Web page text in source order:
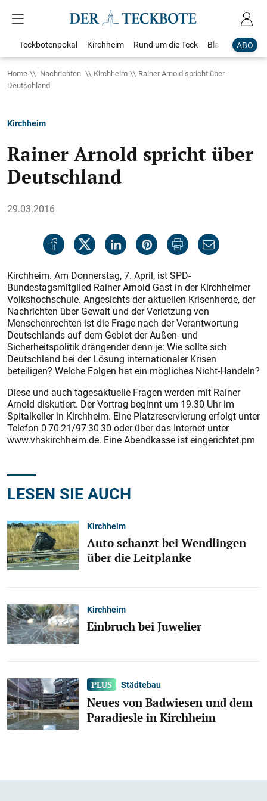
ABO
Teckbotenpokal Kirchheim Rund um die Teck Blaulicht
Home Nachrichten Kirchheim
Rainer Arnold spricht über
Deutschland
Kirchheim
Rainer Arnold spricht über
Deutschland
29.03.2016
Kirchheim. Am Donnerstag, 7. April, ist SPD-
Bundestagsmitglied Rainer Arnold Gast in der Kirchheimer
Volkshochschule. Angesichts der aktuellen Krisenherde, der
Nachrichten über Gewalt und der Verletzung von
Menschenrechten ist die Frage nach der Verantwortung
Deutschlands auf dem Gebiet der Außen- und
Sicherheitspolitik drängender denn je: Wie sollte sich
Deutschland bei der Lösung internationaler Krisen
beteiligen? Welche Folgen hat ein mögliches Nicht-Handeln?
Diese und auch tagesaktuelle Fragen werden mit Rainer
Arnold diskutiert. Der Vortrag beginnt um 19.30 Uhr im
Spitalkeller in Kirchheim. Eine Platzreservierung erfolgt unter
Telefon 0 70 21/97 30 30 oder über das Internet unter
www.vhskirchheim.de. Eine Abendkasse ist eingerichtet.pm
LESEN SIE AUCH
Kirchheim
Auto schanzt bei Wendlingen
über die Leitplanke
Kirchheim
Einbruch bei Juwelier
Städtebau
Neues von Badwiesen und dem
Paradiesle in Kirchheim